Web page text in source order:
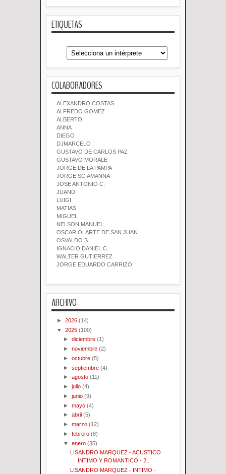
ETIQUETAS
COLABORADORES
ALEXANDRO COSTAS
ALFREDO GOMEZ
ALBERTO
ANNA
DIEGO
DJMARCELO
GUSTAVO DE CARLOS PAZ
GUSTAVO MORALE
JORGE DE LA PAMPA
JORGE SCIAMANNA
JOSE ANTONIO C.
JUAND
LUIGI
MATIAS
MIGUEL
NELSON MANUEL
OSCAR OLARTE DE SAN JUAN
OSVALDO S.
IGNACIO DANIEL C.
WALTER GUTIERREZ
JORGE EDUARDO CARRIZO
ARCHIVO
► 2026 (14)
▼ 2025 (100)
►diciembre (1)
►noviembre (2)
►octubre (5)
►septiembre (4)
►agosto (11)
►julio (4)
►junio (9)
►mayo (4)
►abril (5)
►marzo (12)
►febrero (8)
▼enero (35)
LISANDRO MARQUEZ - ACUSTICO
INTIMO Y ROMANTICO - 2...
LISANDRO MARQUEZ - INTIMO -